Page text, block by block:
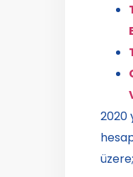
2020
üzere;